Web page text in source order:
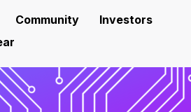
Community
Investors